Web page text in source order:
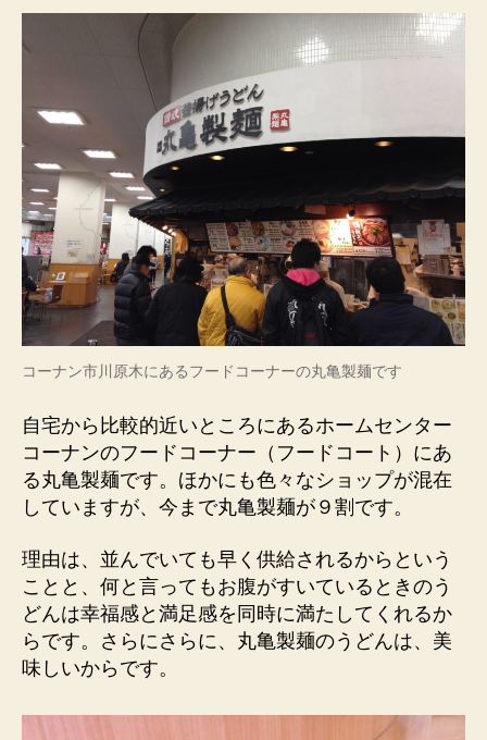
コーナン市川原木にあるフードコーナーの丸亀製麺です
自宅から比較的近いところにあるホームセンター
コーナンのフードコーナー（フードコート）にあ
る丸亀製麺です。ほかにも色々なショップが混在
していますが、今まで丸亀製麺が９割です。
理由は、並んでいても早く供給されるからという
ことと、何と言ってもお腹がすいているときのう
どんは幸福感と満足感を同時に満たしてくれるか
らです。さらにさらに、丸亀製麺のうどんは、美
味しいからです。